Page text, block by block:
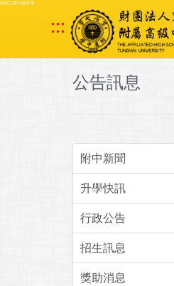
跳到主要內容區塊
:::
公告訊息
附中新聞
升學快訊
行政公告
招生訊息
獎助消息